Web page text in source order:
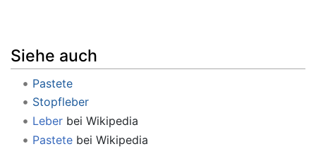
Siehe auch
Pastete
Stopfleber
Leberbei Wikipedia
Pastetebei Wikipedia